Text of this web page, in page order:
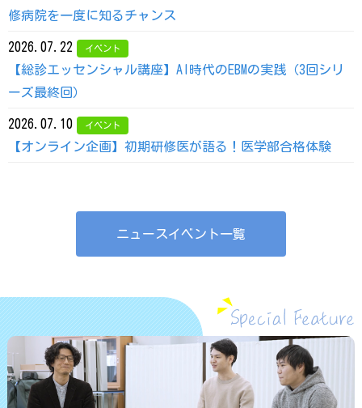
修病院を一度に知るチャンス
2026.07.22 イベント
【総診エッセンシャル講座】AI時代のEBMの実践（3回シリ
ーズ最終回）
2026.07.10 イベント
【オンライン企画】初期研修医が語る！医学部合格体験
ニュースイベント一覧